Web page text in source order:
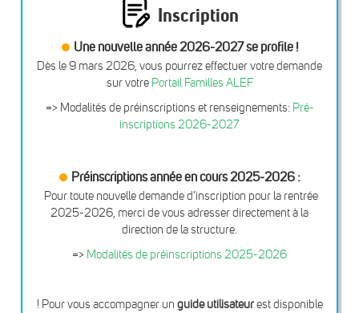
Inscription
Une nouvelle année 2026-2027 se profile !
Dès le 9 mars 2026, vous pourrez effectuer votre demande
sur votre Portail Familles ALEF
=> Modalités de préinscriptions et renseignements: Pré-
inscriptions 2026-2027
Préinscriptions année en cours 2025-2026 :
Pour toute nouvelle demande d’inscription pour la rentrée
2025-2026, merci de vous adresser directement à la
direction de la structure.
=> Modalités de préinscriptions 2025-2026
! Pour vous accompagner un guide utilisateurest disponible